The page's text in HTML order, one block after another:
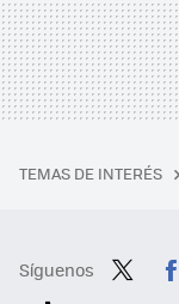
TEMAS DE INTERÉS
Síguenos